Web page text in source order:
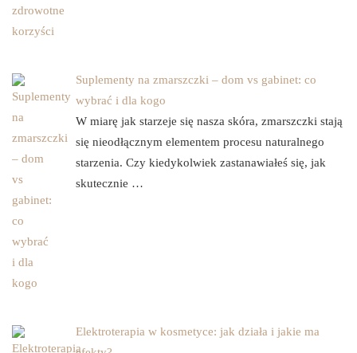
Suplementy na zmarszczki – dom vs gabinet: co
wybrać i dla kogo
W miarę jak starzeje się nasza skóra, zmarszczki stają
się nieodłącznym elementem procesu naturalnego
starzenia. Czy kiedykolwiek zastanawiałeś się, jak
skutecznie …
Elektroterapia w kosmetyce: jak działa i jakie ma